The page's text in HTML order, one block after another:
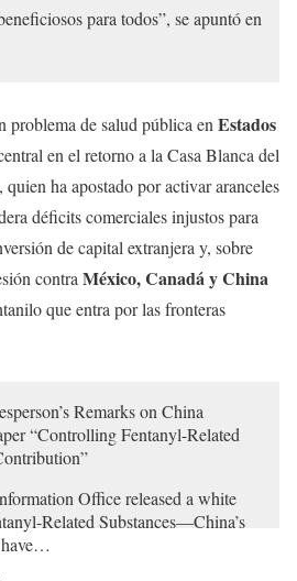
para todos”, se apuntó en
problema de salud pública en Estados
en el retorno a la Casa Blanca del
ha apostado por activar aranceles
déficits comerciales injustos para
de capital extranjera y, sobre
contra México, Canadá y China
que entra por las fronteras
Remarks on China
“Controlling Fentanyl-Related
Office released a white
Related Substances—China’s